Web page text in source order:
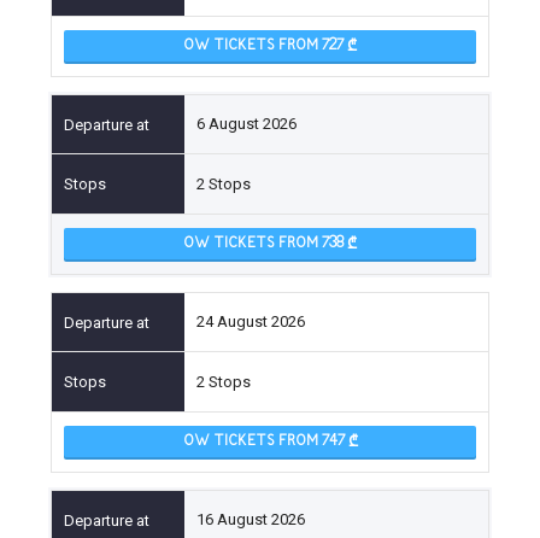
OW TICKETS FROM 727
6 August 2026
2 Stops
OW TICKETS FROM 738
24 August 2026
2 Stops
OW TICKETS FROM 747
16 August 2026